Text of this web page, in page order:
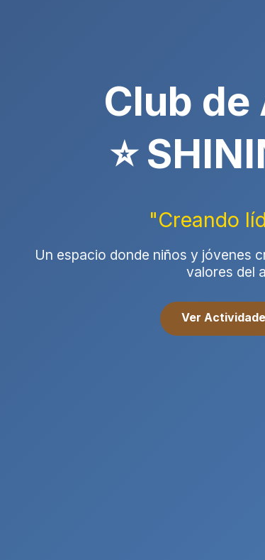
Club
⭐
"Creando
Un espacio donde niños y jóvenes
valores del
Ver